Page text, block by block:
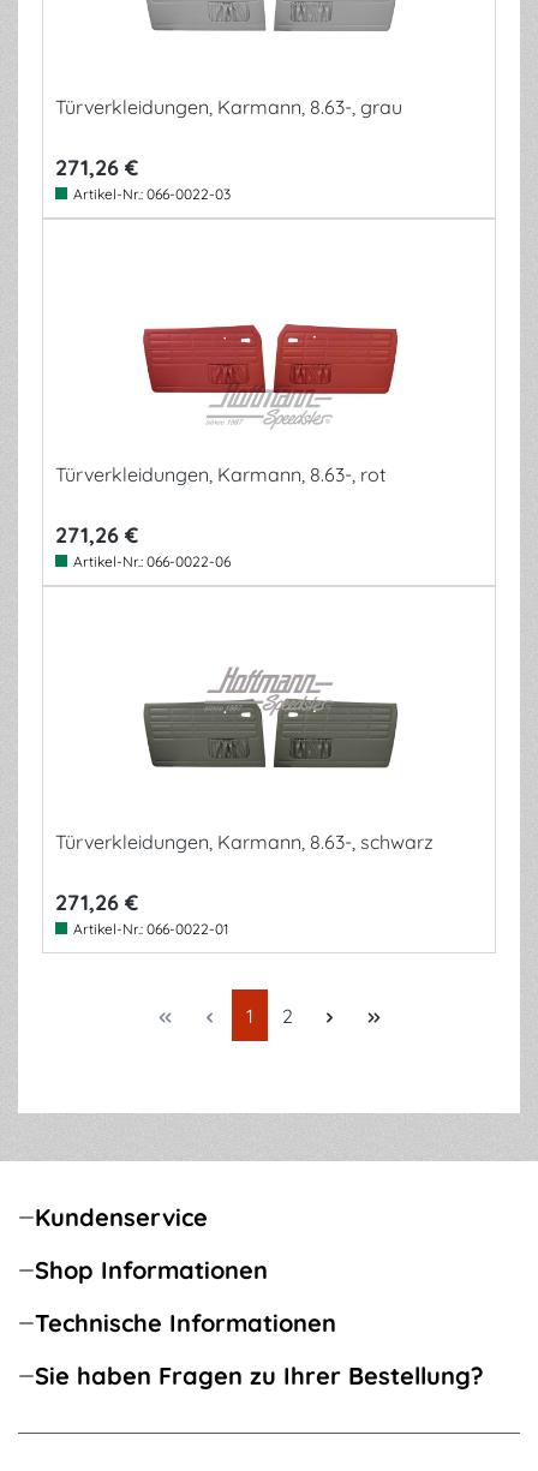
Türverkleidungen, Karmann, 8.63-, grau
271,26 €
Artikel-Nr.: 066-0022-03
Türverkleidungen, Karmann, 8.63-, rot
271,26 €
Artikel-Nr.: 066-0022-06
Türverkleidungen, Karmann, 8.63-, schwarz
271,26 €
Artikel-Nr.: 066-0022-01
Seite
1 Seite
2
Kundenservice
Shop Informationen
Technische Informationen
Sie haben Fragen zu Ihrer Bestellung?